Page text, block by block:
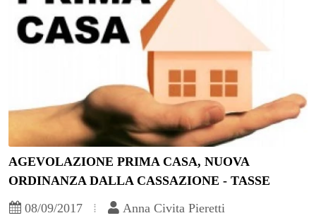
AGEVOLAZIONE PRIMA CASA, NUOVA
ORDINANZA DALLA CASSAZIONE - TASSE
08/09/2017
Anna Civita Pieretti